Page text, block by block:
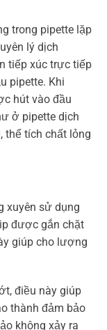
trong pipette lặp
lý dịch
tiếp xúc trực tiếp
pipette. Khi
hút vào đầu
ở pipette dịch
thể tích chất lỏng
xuyên sử dụng
được gắn chặt
giúp cho lượng
điều này giúp
thành đảm bảo
không xảy ra